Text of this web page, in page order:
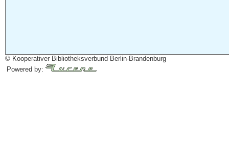
© Kooperativer Bibliotheksverbund Berlin-Brandenburg
Powered by: